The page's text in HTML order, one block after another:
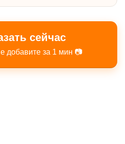
сейчас
добавите за 1 мин 📷